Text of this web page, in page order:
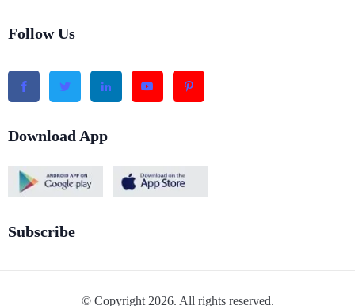
Follow Us
Download App
Subscribe
© Copyright 2026. All rights reserved.